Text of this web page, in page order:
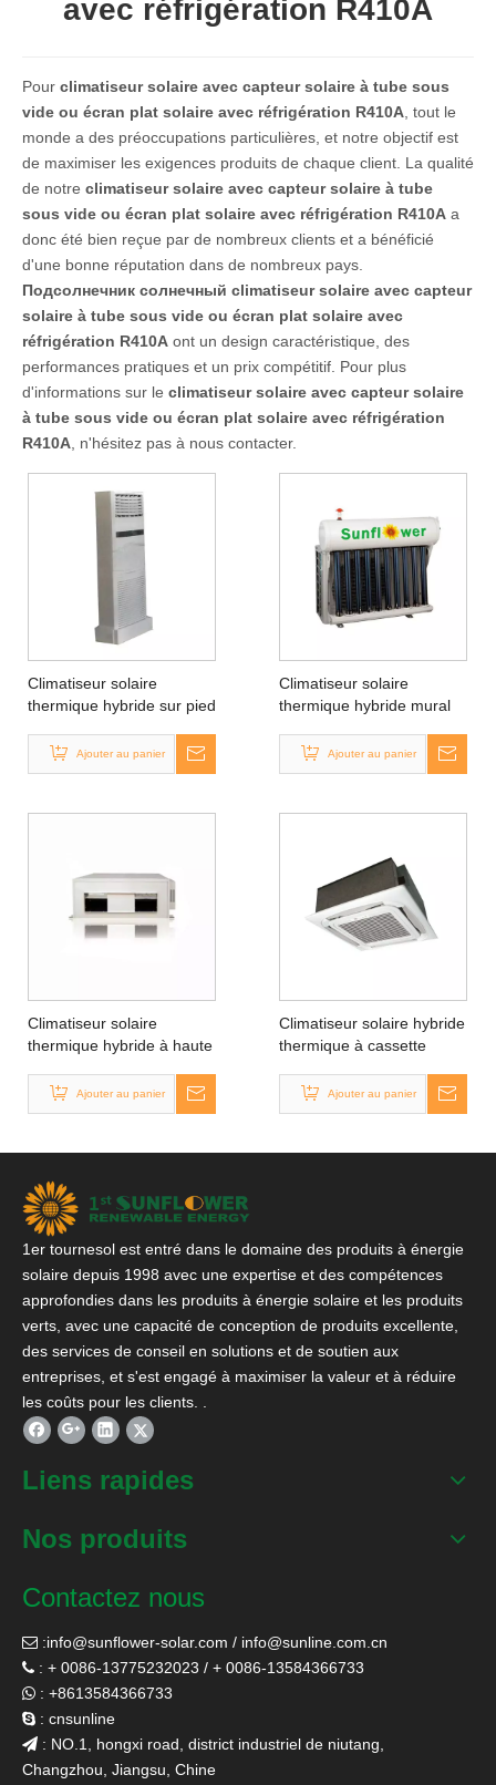
avec réfrigération R410A
Pour climatiseur solaire avec capteur solaire à tube sous
vide ou écran plat solaire avec réfrigération R410A , tout le
monde a des préoccupations particulières, et notre objectif est
de maximiser les exigences produits de chaque client. La qualité
de notre climatiseur solaire avec capteur solaire à tube
sous vide ou écran plat solaire avec réfrigération R410A a
donc été bien reçue par de nombreux clients et a bénéficié
d'une bonne réputation dans de nombreux pays.
Подсолнечник солнечный climatiseur solaire avec capteur
solaire à tube sous vide ou écran plat solaire avec
réfrigération R410A ont un design caractéristique, des
performances pratiques et un prix compétitif. Pour plus
d'informations sur le climatiseur solaire avec capteur solaire
à tube sous vide ou écran plat solaire avec réfrigération
R410A , n'hésitez pas à nous contacter.
Climatiseur solaire
thermique hybride sur pied
Ajouter au panier
Climatiseur solaire
thermique hybride mural
Ajouter au panier
Climatiseur solaire
thermique hybride à haute
Ajouter au panier
Climatiseur solaire hybride
thermique à cassette
Ajouter au panier
1er tournesol est entré dans le domaine des produits à énergie
solaire depuis 1998 avec une expertise et des compétences
approfondies dans les produits à énergie solaire et les produits
verts, avec une capacité de conception de produits excellente,
des services de conseil en solutions et de soutien aux
entreprises, et s'est engagé à maximiser la valeur et à réduire
les coûts pour les clients. .
Liens rapides
Nos produits
Contactez nous
 :info@sunflower-solar.com / info@sunline.com.cn
 : + 0086-13775232023 / + 0086-13584366733
 : +8613584366733
 : cnsunline
 : NO.1, hongxi road, district industriel de niutang,
Changzhou, Jiangsu, Chine